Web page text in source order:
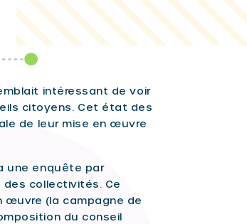
intéressant de voir
citoyens. Cet état des
de leur mise en œuvre
une enquête par
collectivités. Ce
œuvre (la campagne de
du conseil